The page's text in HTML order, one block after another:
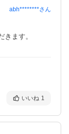
abh********さん
きます。
いいね 1